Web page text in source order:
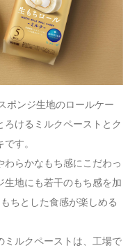
ポンジ生地のロールケー
けるミルクペーストとク
す。
らかなもち感にこだわっ
生地にも若干のもち感を加
ちとした食感が楽しめる
ルクペーストは、工場で